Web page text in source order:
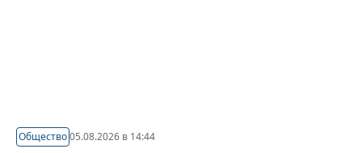
Общество05.08.2026 в 14:44